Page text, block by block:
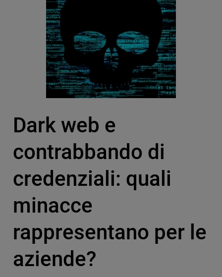
Dark web e
contrabbando di
credenziali: quali
minacce
rappresentano per le
aziende?